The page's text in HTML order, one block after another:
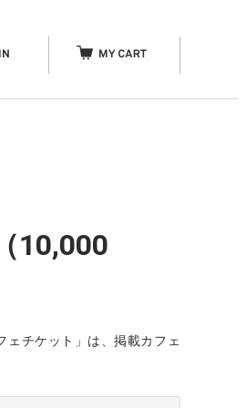
10,000
ェチケット」は、掲載カフェ